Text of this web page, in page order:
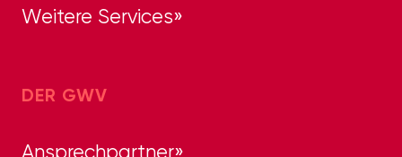
Weitere Services
DER GWV
Ansprechpartner